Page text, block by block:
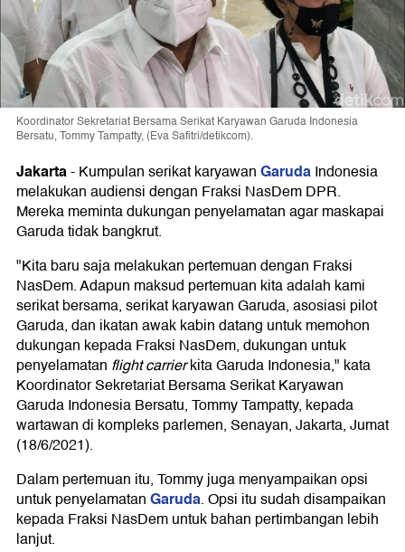
Koordinator Sekretariat Bersama Serikat Karyawan Garuda Indonesia
Bersatu, Tommy Tampatty, (Eva Safitri/detikcom).
Jakarta-Kumpulan serikat karyawanGarudaIndonesia
melakukan audiensi dengan Fraksi NasDem DPR.
Mereka meminta dukungan penyelamatan agar maskapai
Garuda tidak bangkrut.
"Kita baru saja melakukan pertemuan dengan Fraksi
NasDem. Adapun maksud pertemuan kita adalah kami
serikat bersama, serikat karyawan Garuda, asosiasi pilot
Garuda, dan ikatan awak kabin datang untuk memohon
dukungan kepada Fraksi NasDem, dukungan untuk
penyelamatan flight carrierkita Garuda Indonesia," kata
Koordinator Sekretariat Bersama Serikat Karyawan
Garuda Indonesia Bersatu, Tommy Tampatty, kepada
wartawan di kompleks parlemen, Senayan, Jakarta, Jumat
(18/6/2021).
Dalam pertemuan itu, Tommy juga menyampaikan opsi
untuk penyelamatanGaruda. Opsi itu sudah disampaikan
kepada Fraksi NasDem untuk bahan pertimbangan lebih
lanjut.